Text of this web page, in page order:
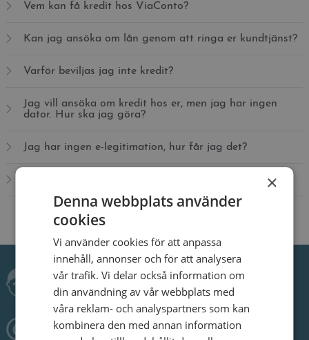
Vem kan få kredit hos ViaConto?
Kan jag ansöka om lån genom att ringa er kundtjänst?
Varför beviljas jag inte kredit?
Jag vill ansöka om kredit hos er, men jag har ingen
dator. Hur ska jag göra?
Jag har ingen e-legitimation, hur får jag det?
Ring
0757575023
Skicka ett mail
×
Denna webbplats använder
cookies
Vi använder cookies för att anpassa
innehåll, annonser och för att analysera
vår trafik. Vi delar också information om
din användning av vår webbplats med
våra reklam- och analyspartners som kan
kombinera den med annan information